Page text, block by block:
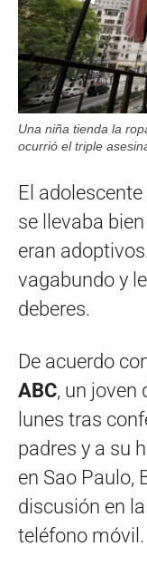
Una niña tienda la
ocurrió el triple
El
se llevaba
eran
vagabundo y
deberes.
De acuerdo
ABC, un joven
lunes tras
padres y a su
en Sao Paulo,
discusión en
teléfono móvil.